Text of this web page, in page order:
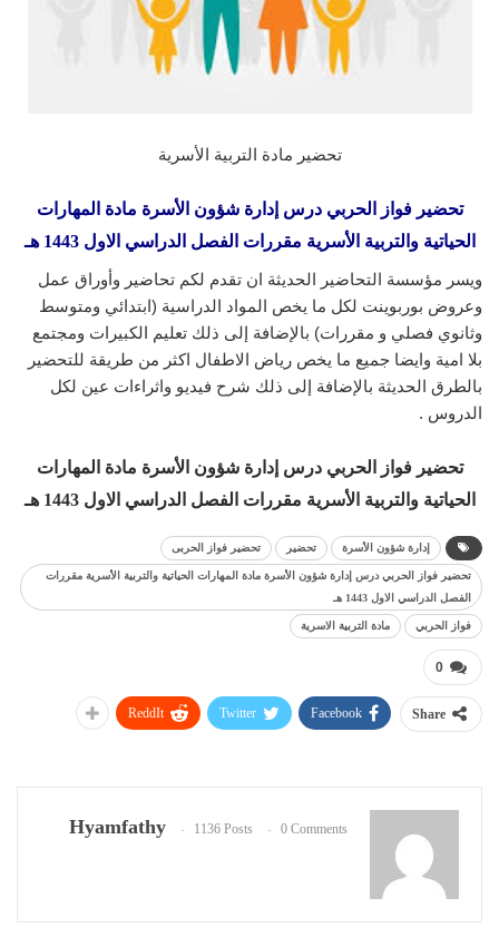
تحضير مادة التربية الأسرية
تحضير فواز الحربي درس إدارة شؤون الأسرة مادة المهارات
الحياتية والتربية الأسرية مقررات الفصل الدراسي الاول 1443 هـ
ويسر مؤسسة التحاضير الحديثة ان تقدم لكم تحاضير وأوراق عمل
وعروض بوربوينت لكل ما يخص المواد الدراسية (ابتدائي ومتوسط
وثانوي فصلي و مقررات) بالإضافة إلى ذلك تعليم الكبيرات ومجتمع
بلا امية وايضا جميع ما يخص رياض الاطفال اكثر من طريقة للتحضير
بالطرق الحديثة بالإضافة إلى ذلك شرح فيديو واثراءات عين لكل
الدروس .
تحضير فواز الحربي درس إدارة شؤون الأسرة مادة المهارات
الحياتية والتربية الأسرية مقررات الفصل الدراسي الاول 1443 هـ
إدارة شؤون الأسرة تحضير تحضير فواز الحربى
تحضير فواز الحربي درس إدارة شؤون الأسرة مادة المهارات الحياتية والتربية الأسرية مقررات
الفصل الدراسي الاول 1443 هـ
فواز الحربي مادة التربية الاسرية
0
Share
Facebook
Twitter
ReddIt
Hyamfathy 1136 Posts 0 Comments